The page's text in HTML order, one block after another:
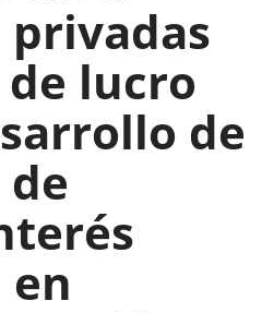
lucro
de